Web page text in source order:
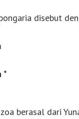
disebut
*
berasal dari